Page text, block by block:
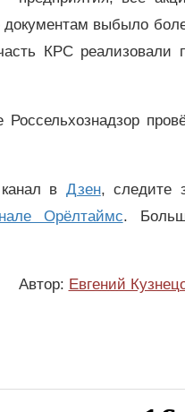
документам выбыло
КРС реализовали
в Дзен, следите
Орёлтаймс.
Автор: Евгений